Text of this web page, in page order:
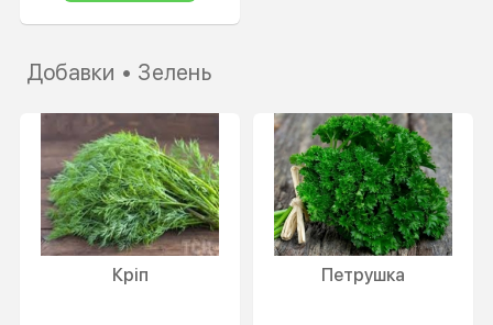
Добавки • Зелень
Кріп Петрушка